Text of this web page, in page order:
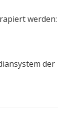
werden:
der